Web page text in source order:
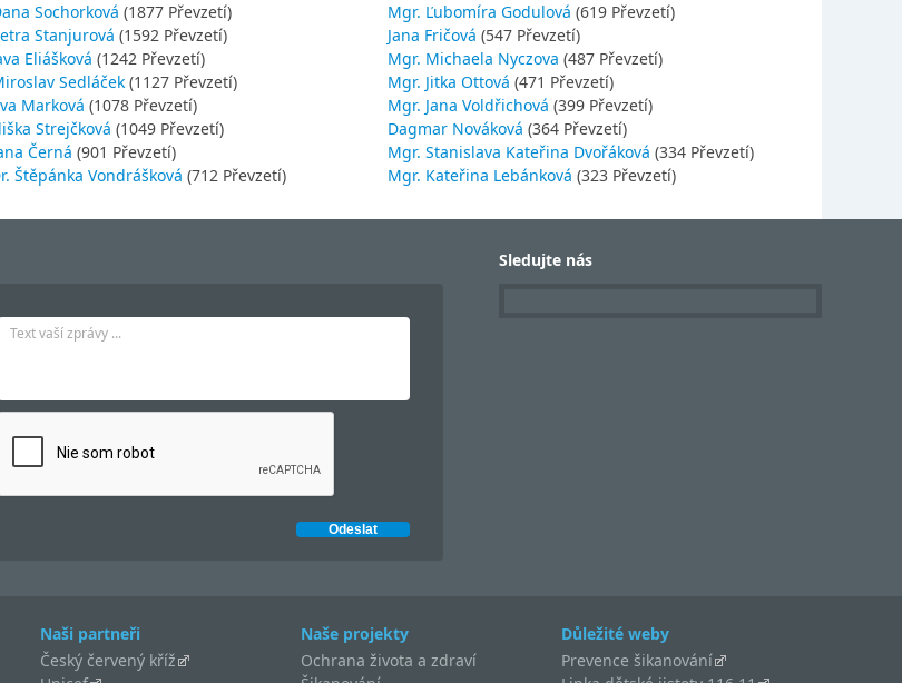
Sochorková (1877 Převzetí)
Stanjurová (1592 Převzetí)
Eliášková (1242 Převzetí)
Sedláček (1127 Převzetí)
Marková (1078 Převzetí)
Strejčková (1049 Převzetí)
Černá (901 Převzetí)
Štěpánka Vondrášková (712 Převzetí)
Mgr. Ľubomíra Godulová (619 Převzetí)
Jana Fričová (547 Převzetí)
Mgr. Michaela Nyczova (487 Převzetí)
Mgr. Jitka Ottová (471 Převzetí)
Mgr. Jana Voldřichová (399 Převzetí)
Dagmar Nováková (364 Převzetí)
Mgr. Stanislava Kateřina Dvořáková (334 Převzetí)
Mgr. Kateřina Lebánková (323 Převzetí)
Sledujte nás
Naši partneři
Český červený kříž
Naše projekty
Ochrana života a zdraví
Důležité weby
Prevence šikanování